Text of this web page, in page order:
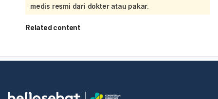
Sebaiknya:
Lanjutkan pil KB sesuai aturan bila masih digunakan.
Ulang tes kehamilan 1 minggu lagi bila haid tetap
nyeri perut, perdarahan tidak normal, atau Anda ragu
medis resmi dari dokter atau pakar.
Related content